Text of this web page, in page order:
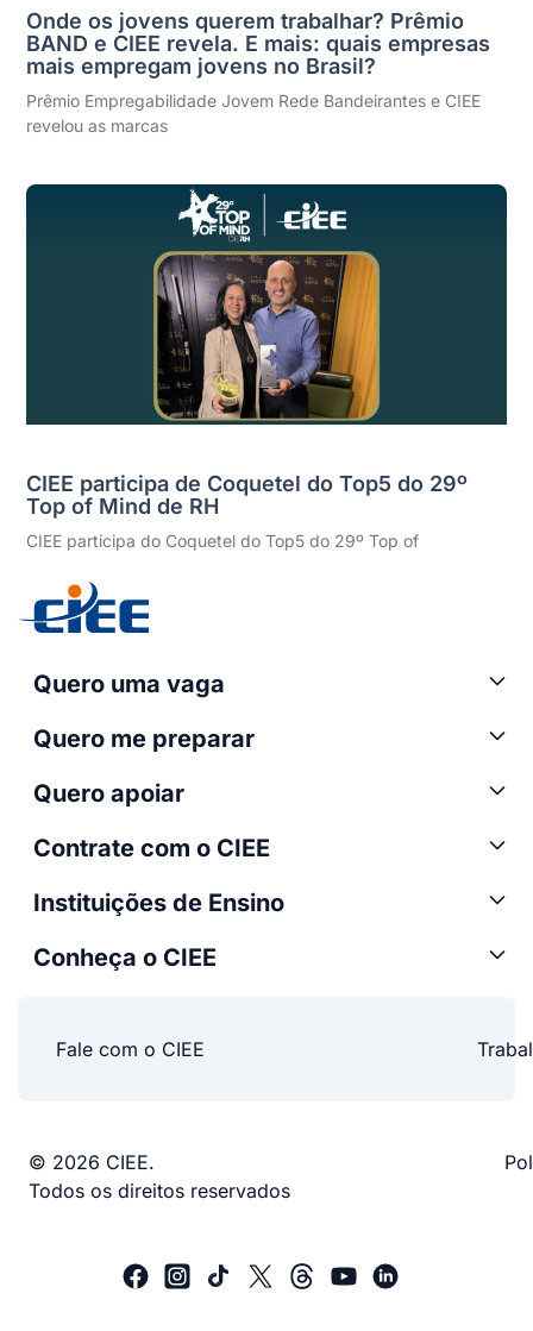
Onde os jovens querem trabalhar? Prêmio
BAND e CIEE revela. E mais: quais empresas
mais empregam jovens no Brasil?
Prêmio Empregabilidade Jovem Rede Bandeirantes e CIEE
revelou as marcas
CIEE participa de Coquetel do Top5 do 29º
Top of Mind de RH
CIEE participa do Coquetel do Top5 do 29º Top of
Quero uma vaga
Quero me preparar
Quero apoiar
Contrate com o CIEE
Instituições de Ensino
Conheça o CIEE
Fale com o CIEE
© 2026 CIEE.
Todos os direitos reservados